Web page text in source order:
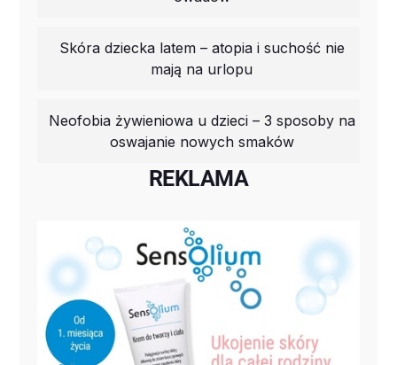
Skóra dziecka latem – atopia i suchość nie
mają na urlopu
Neofobia żywieniowa u dzieci – 3 sposoby na
oswajanie nowych smaków
REKLAMA